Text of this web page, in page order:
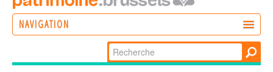
NAVIGATION
Chercher par
Recherche